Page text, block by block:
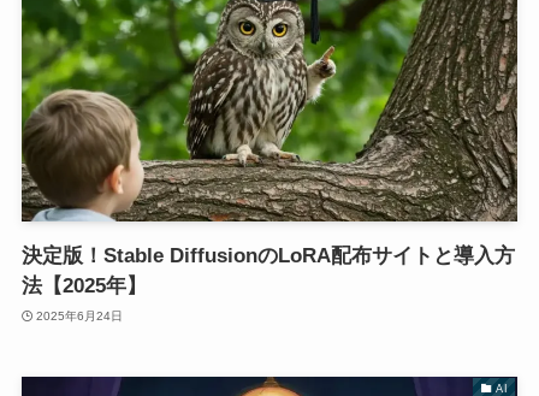
決定版！Stable DiffusionのLoRA配布サイトと導入方
法【2025年】
2025年6月24日
AI